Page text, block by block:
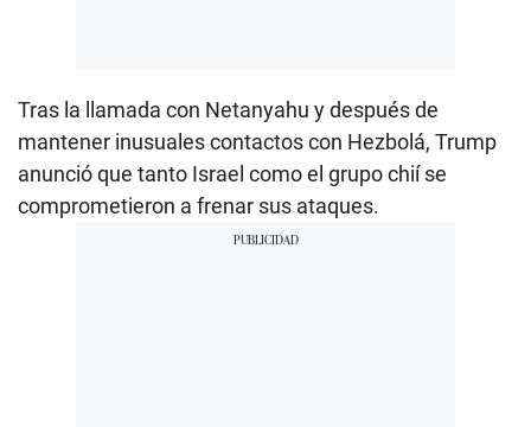
Tras la llamada con Netanyahu y después de
mantener inusuales contactos con Hezbolá, Trump
anunció que tanto Israel como el grupo chií se
comprometieron a frenar sus ataques.